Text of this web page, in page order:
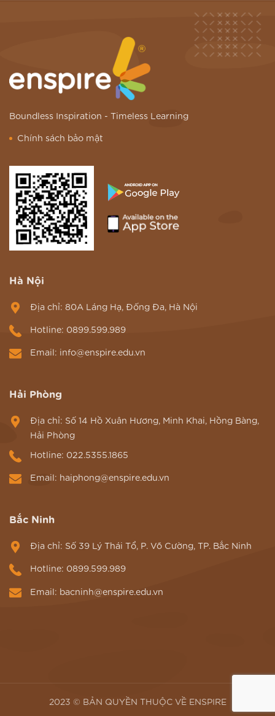
Boundless Inspiration - Timeless Learning
Chính sách bảo mật
Hà Nội
Địa chỉ: 80A Láng Hạ, Đống Đa, Hà Nội
Hotline: 0899.599.989
Email: info@enspire.edu.vn
Hải Phòng
Địa chỉ: Số 14 Hồ Xuân Hương, Minh Khai, Hồng Bàng,
Hải Phòng
Hotline: 022.5355.1865
Email: haiphong@enspire.edu.vn
Bắc Ninh
Địa chỉ: Số 39 Lý Thái Tổ, P. Võ Cường, TP. Bắc Ninh
Hotline: 0899.599.989
Email: bacninh@enspire.edu.vn
2023 © BẢN QUYỀN THUỘC VỀ ENSPIRE